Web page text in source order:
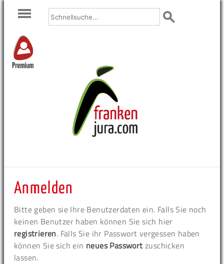
Premium
Anmelden
Bitte geben sie Ihre Benutzerdaten ein. Falls Sie noch
keinen Benutzer haben können Sie sich hier
registrieren. Falls Sie ihr Passwort vergessen haben
können Sie sich ein neues Passwort zuschicken
lassen.